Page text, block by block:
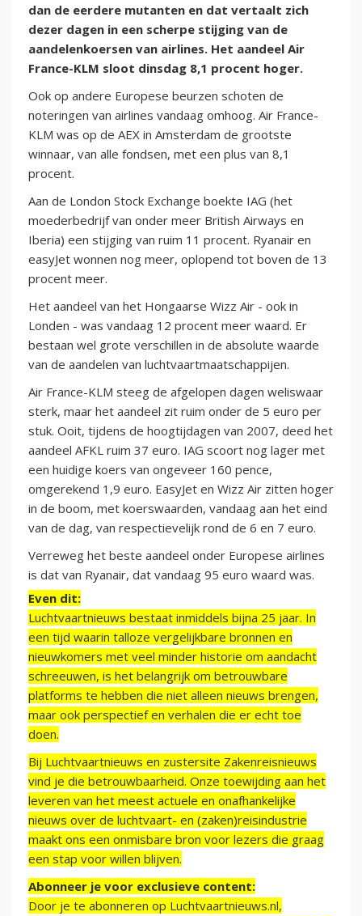
dan de eerdere mutanten en dat vertaalt zich
dezer dagen in een scherpe stijging van de
aandelenkoersen van airlines. Het aandeel Air
France-KLM sloot dinsdag 8,1 procent hoger.
Ook op andere Europese beurzen schoten de
noteringen van airlines vandaag omhoog. Air France-
KLM was op de AEX in Amsterdam de grootste
winnaar, van alle fondsen, met een plus van 8,1
procent.
Aan de London Stock Exchange boekte IAG (het
moederbedrijf van onder meer British Airways en
Iberia) een stijging van ruim 11 procent. Ryanair en
easyJet wonnen nog meer, oplopend tot boven de 13
procent meer.
Het aandeel van het Hongaarse Wizz Air - ook in
Londen - was vandaag 12 procent meer waard. Er
bestaan wel grote verschillen in de absolute waarde
van de aandelen van luchtvaartmaatschappijen.
Air France-KLM steeg de afgelopen dagen weliswaar
sterk, maar het aandeel zit ruim onder de 5 euro per
stuk. Ooit, tijdens de hoogtijdagen van 2007, deed het
aandeel AFKL ruim 37 euro. IAG scoort nog lager met
een huidige koers van ongeveer 160 pence,
omgerekend 1,9 euro. EasyJet en Wizz Air zitten hoger
in de boom, met koerswaarden, vandaag aan het eind
van de dag, van respectievelijk rond de 6 en 7 euro.
Verreweg het beste aandeel onder Europese airlines
is dat van Ryanair, dat vandaag 95 euro waard was.
Even dit:
Luchtvaartnieuws bestaat inmiddels bijna 25 jaar. In
een tijd waarin talloze vergelijkbare bronnen en
nieuwkomers met veel minder historie om aandacht
schreeuwen, is het belangrijk om betrouwbare
platforms te hebben die niet alleen nieuws brengen,
maar ook perspectief en verhalen die er echt toe
doen.
Bij Luchtvaartnieuws en zustersite Zakenreisnieuws
vind je die betrouwbaarheid. Onze toewijding aan het
leveren van het meest actuele en onafhankelijke
nieuws over de luchtvaart- en (zaken)reisindustrie
maakt ons een onmisbare bron voor lezers die graag
een stap voor willen blijven.
Abonneer je voor exclusieve content:
Door je te abonneren op Luchtvaartnieuws.nl,